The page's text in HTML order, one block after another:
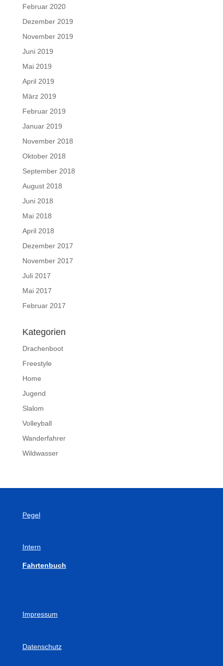
Februar 2020
Dezember 2019
November 2019
Juni 2019
Mai 2019
April 2019
März 2019
Februar 2019
Januar 2019
November 2018
Oktober 2018
September 2018
August 2018
Juni 2018
Mai 2018
April 2018
Dezember 2017
November 2017
Juli 2017
Mai 2017
Februar 2017
Kategorien
Drachenboot
Freestyle
Home
Jugend
Slalom
Volleyball
Wanderfahrer
Wildwasser
Pegel
Intern
Fahrtenbuch
Impressum
Datenschutz